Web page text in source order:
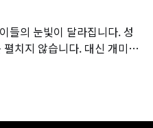
들의 눈빛이 달라집니다. 성
치지 않습니다. 대신 개미의
느낍니다. 자연 속에 온전
자라납니다.